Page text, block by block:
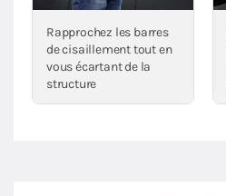
Rapprochez les barres
de cisaillement tout en
vous écartant de la
structure